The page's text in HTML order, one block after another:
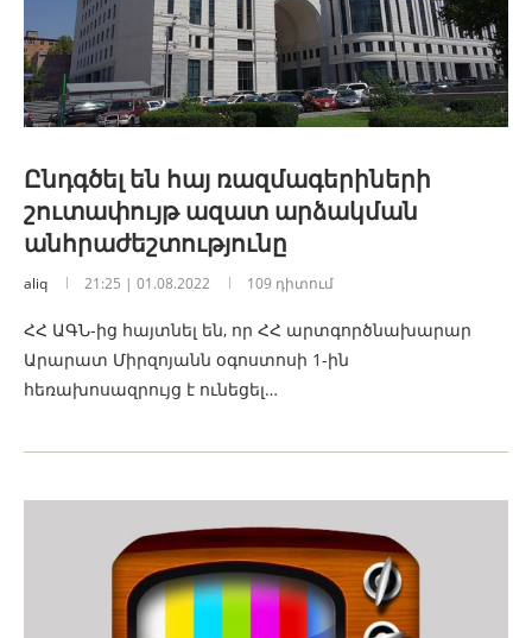
Ընդգծել են հայ ռազմագերիների
շուտափույթ ազատ արձակման
անհրաժեշտությունը
aliq 21:25 | 01.08.2022 109 դիտում
ՀՀ ԱԳՆ-ից հայտնել են, որ ՀՀ արտգործնախարար
Արարատ Միրզոյանն օգոստոսի 1-ին
հեռախոսազրույց է ունեցել…